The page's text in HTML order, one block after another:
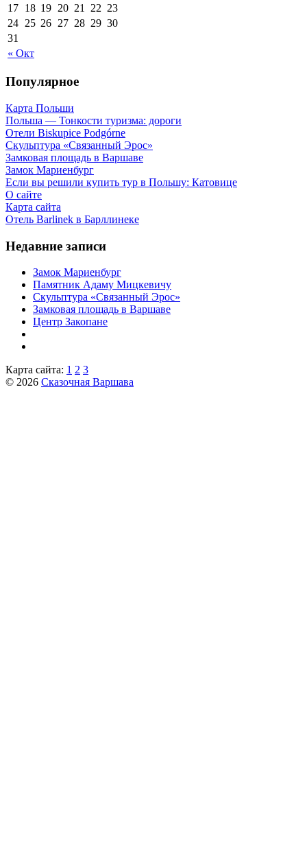
« Окт
17 18 19 20 21 22 23
24 25 26 27 28 29 30
31
Популярное
Карта Польши
Польша — Тонкости туризма: дороги
Отели Biskupice Podgórne
Скульптура «Связанный Эрос»
Замковая площадь в Варшаве
Замок Мариенбург
Если вы решили купить тур в Польшу: Катовице
О сайте
Карта сайта
Отель Barlinek в Барллинеке
Недавние записи
Замок Мариенбург
Памятник Адаму Мицкевичу
Скульптура «Связанный Эрос»
Замковая площадь в Варшаве
Центр Закопане
Карта сайта: 1 2 3
© 2026 Сказочная Варшава